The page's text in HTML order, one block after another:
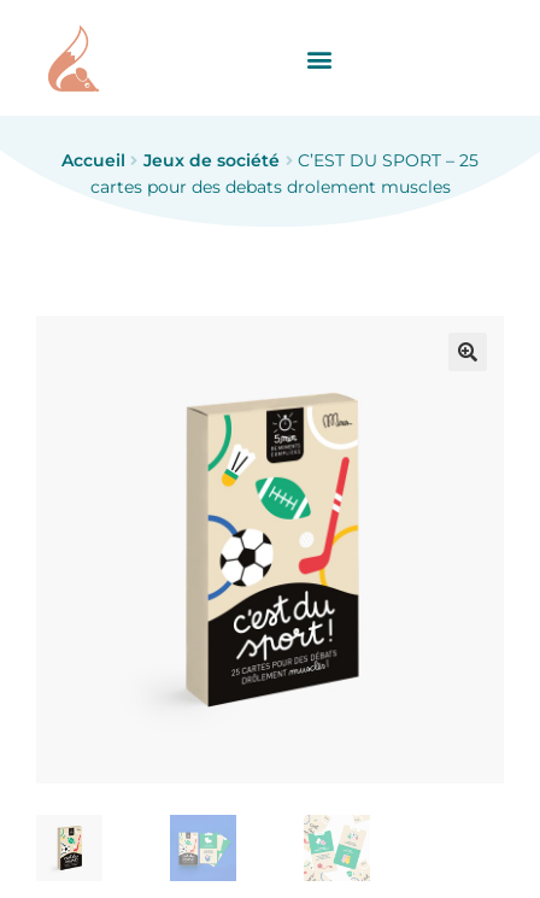
Accueil Jeux de société
C’EST DU SPORT – 25
cartes pour des debats drolement muscles